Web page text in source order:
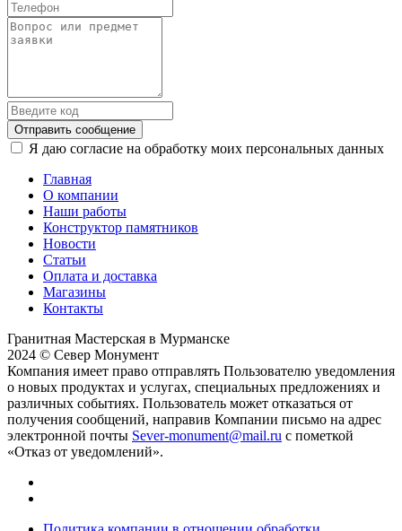
Отправить сообщение
Я даю согласие на обработку моих персональных данных
Главная
О компании
Наши работы
Конструктор памятников
Новости
Статьи
Оплата и доставка
Магазины
Контакты
Гранитная Мастерская в Мурманске
2024 © Север Монумент
Компания имеет право отправлять Пользователю уведомления
о новых продуктах и услугах, специальных предложениях и
различных событиях. Пользователь может отказаться от
получения сообщений, направив Компании письмо на адрес
электронной почты Sever-monument@mail.ru с пометкой
«Отказ от уведомлений».